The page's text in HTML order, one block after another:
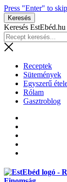
Press "Enter" to
Keresés
Keresés EstEbéd.hu
Receptek
Sütemények
Egyszerű
Rólam
Gasztroblog